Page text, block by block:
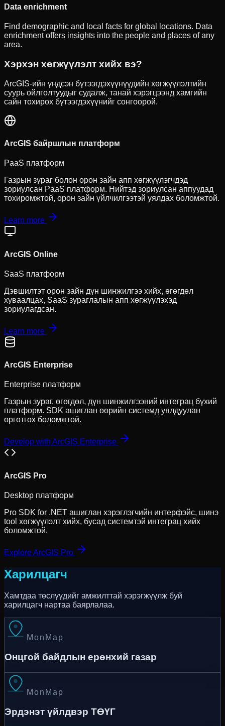
Data enrichment
Find demographic and local facts for global locations. Data
enrichment offers insights into the people and places of any
area.
Хэрхэн хөгжүүлэлт хийх вэ?
ArcGIS-ийн үндсэн бүтээгдэхүүнүүдийн хөгжүүлэлтийн
суурь ойлголтуудыг судалж, танай хэрэгцээнд хамгийн
сайн тохирох бүтээгдэхүүнийг сонгоорой.
ArcGIS байршлын платформ
PaaS платформ
Газрын зураг болон орон зайн апп хөгжүүлэгчдэд
зориулсан PaaS платформ. Нийтэд зориулсан аппуудад
тохиромжтой, орон зайн үйлчилгээтэй уялдах боломжтой.
Learn more
ArcGIS Online
SaaS платформ
Дэвшилтэт орон зайн дүн шинжилгээ хийх, өгөгдөл
хуваалцах, SaaS зураглалын апп хөгжүүлэхэд
зориулагдсан.
Learn more
ArcGIS Enterprise
Enterprise платформ
Газрын зураг, өгөгдөл, дүн шинжилгээний интеграц бүхий
платформ. SDK ашиглан өөрийн системд уялдуулан
өргөтгөх боломжтой.
Develop with ArcGIS Enterprise
ArcGIS Pro
Desktop платформ
Pro SDK for .NET ашиглан хэрэглэгчийн интерфэйс, шинэ
tool хөгжүүлэлт хийх, бусад системтэй интеграц хийх
боломжтой.
Explore ArcGIS Pro
Харилцагч
Хамтдаа төслүүдийг амжилттай хэрэгжүүлж буй
харилцагч нартаа баярлалаа.
MonMap
Онцгой байдлын ерөнхий газар
MonMap
Эрдэнэт үйлдвэр ТӨҮГ